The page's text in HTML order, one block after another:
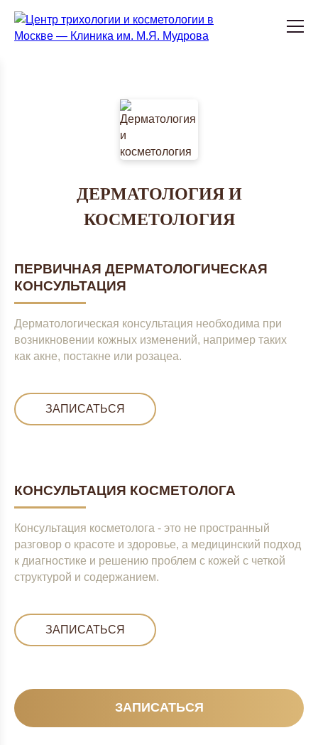
ДЕРМАТОЛОГИЯ И
КОСМЕТОЛОГИЯ
ПЕРВИЧНАЯ ДЕРМАТОЛОГИЧЕСКАЯ
КОНСУЛЬТАЦИЯ
Дерматологическая консультация необходима при
возникновении кожных изменений, например таких
как акне, постакне или розацеа.
ЗАПИСАТЬСЯ
КОНСУЛЬТАЦИЯ КОСМЕТОЛОГА
Консультация косметолога - это не пространный
разговор о красоте и здоровье, а медицинский подход
к диагностике и решению проблем с кожей с четкой
структурой и содержанием.
ЗАПИСАТЬСЯ
ЗАПИСАТЬСЯ